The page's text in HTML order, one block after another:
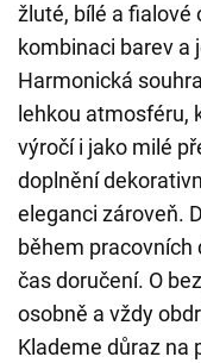
žluté, bílé a fialové
kombinaci barev a
Harmonická
lehkou atmosféru,
výročí i jako milé
doplnění
eleganci zároveň.
během pracovních
čas doručení. O
osobně a vždy
Klademe důraz na